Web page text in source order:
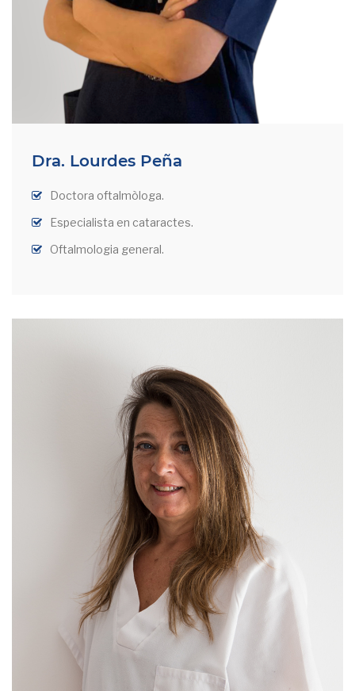
Dra. Lourdes Peña
Doctora oftalmòloga.
Especialista en cataractes.
Oftalmologia general.